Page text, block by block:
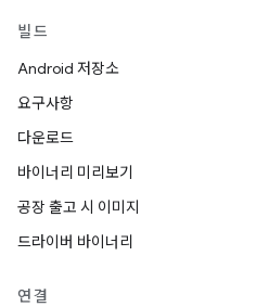
빌드
Android 저장소
요구사항
다운로드
바이너리 미리보기
공장 출고 시 이미지
드라이버 바이너리
연결